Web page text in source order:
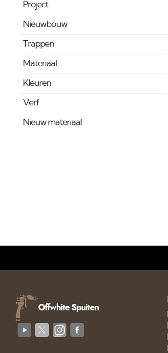
Project
Nieuwbouw
Trappen
Materiaal
Kleuren
Verf
Nieuw materiaal
Offwhite Spuiten